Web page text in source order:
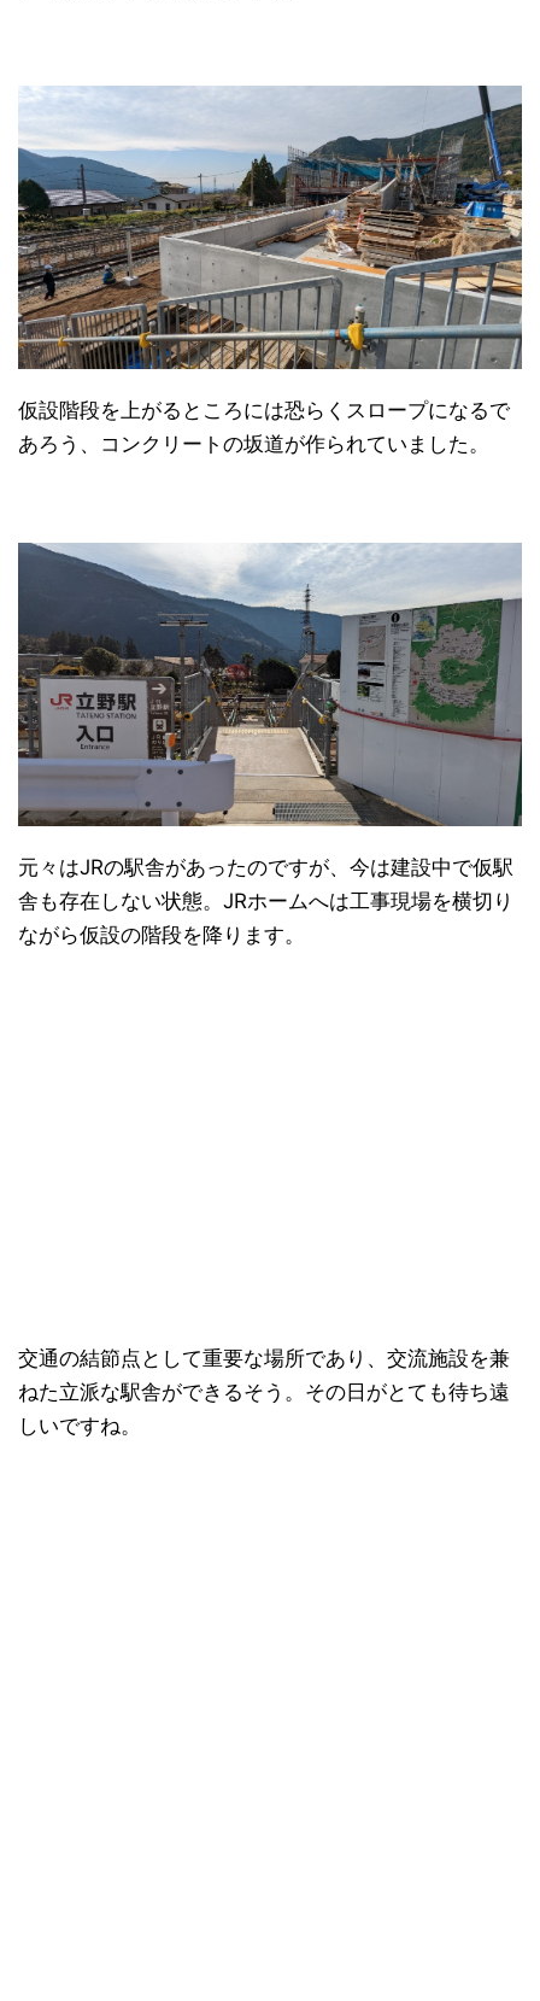
仮設階段を上がるところには恐らくスロープになるで
あろう、コンクリートの坂道が作られていました。
元々はJRの駅舎があったのですが、今は建設中で仮駅
舎も存在しない状態。JRホームへは工事現場を横切り
ながら仮設の階段を降ります。
交通の結節点として重要な場所であり、交流施設を兼
ねた立派な駅舎ができるそう。その日がとても待ち遠
しいですね。